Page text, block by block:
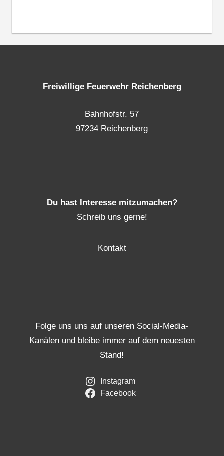
Freiwillige Feuerwehr Reichenberg
Bahnhofstr. 57
97234 Reichenberg
Du hast Interesse mitzumachen?
Schreib uns gerne!
Kontakt
Folge uns uns auf unseren Social-Media-
Kanälen und bleibe immer auf dem neuesten
Stand!
Instagram
Facebook